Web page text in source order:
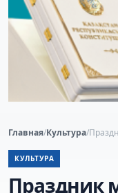
Главная/Культура/
КУЛЬТУРА
Праздник